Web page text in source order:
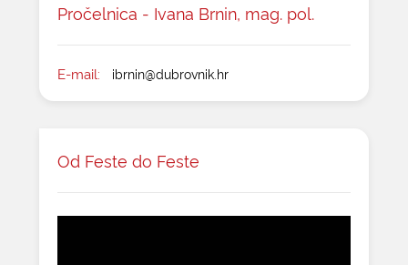
Pročelnica - Ivana Brnin, mag. pol.
E-mail: ibrnin@dubrovnik.hr
Od Feste do Feste